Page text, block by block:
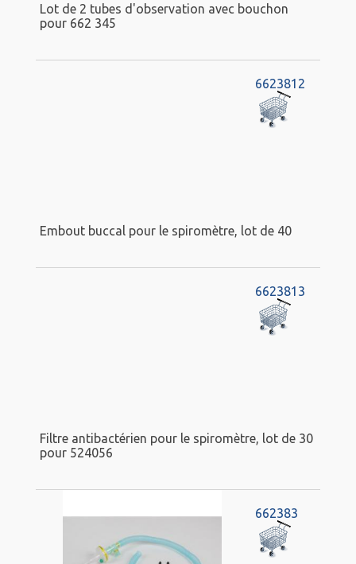
Lot de 2 tubes d'observation avec bouchon
pour 662 345
6623812
Embout buccal pour le spiromètre, lot de 40
6623813
Filtre antibactérien pour le spiromètre, lot de 30
pour 524056
662383